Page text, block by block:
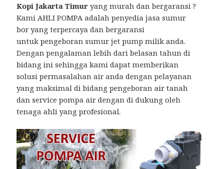
Kopi Jakarta Timur yang murah dan bergaransi ?
Kami AHLI POMPA adalah penyedia jasa sumur
bor yang terpercaya dan bergaransi
untuk pengeboran sumur jet pump milik anda.
Dengan pengalaman lebih dari belasan tahun di
bidang ini sehingga kami dapat memberikan
solusi permasalahan air anda dengan pelayanan
yang maksimal di bidang pengeboran air tanah
dan service pompa air dengan di dukung oleh
tenaga ahli yang profesional.